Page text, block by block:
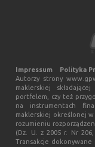
Impressum Polityka
Autorzy strony
maklerskiej
portfelem, czy też
na instrumentach
maklerskiej określonej
rozumieniu
(Dz. U. z 2005 r. Nr
Transakcje